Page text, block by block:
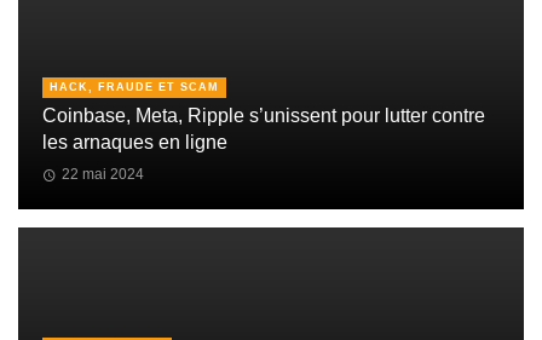
HACK, FRAUDE ET SCAM
Coinbase, Meta, Ripple s’unissent pour lutter contre
les arnaques en ligne
22 mai 2024